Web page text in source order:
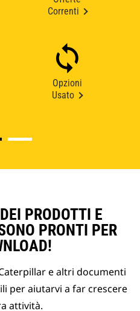
Correnti
Opzioni
Usato
PRODOTTI E
PRONTI PER
e altri documenti
per aiutarvi a far crescere
attività.